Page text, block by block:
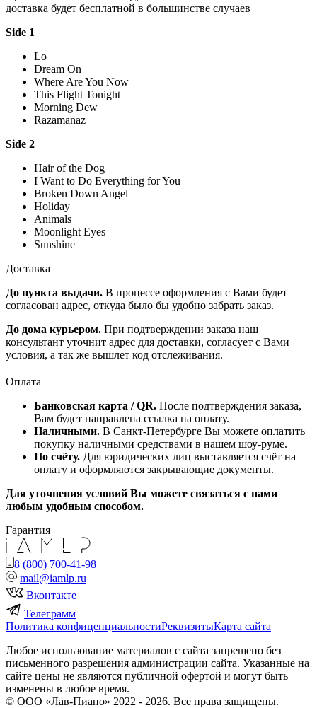
доставка будет бесплатной в большинстве случаев
Side 1
Lo
Dream On
Where Are You Now
This Flight Tonight
Morning Dew
Razamanaz
Side 2
Hair of the Dog
I Want to Do Everything for You
Broken Down Angel
Holiday
Animals
Moonlight Eyes
Sunshine
Доставка
До пункта выдачи. В процессе оформления с Вами будет
согласован адрес, откуда было бы удобно забрать заказ.
До дома курьером. При подтверждении заказа наш
консультант уточнит адрес для доставки, согласует с Вами
условия, а так же вышлет код отслеживания.
Оплата
Банковская карта / QR. После подтверждения заказа,
Вам будет направлена ссылка на оплату.
Наличными. В Санкт-Петербурге Вы можете оплатить
покупку наличными средствами в нашем шоу-руме.
По счёту. Для юридических лиц выставляется счёт на
оплату и оформляются закрывающие документы.
Для уточнения условий Вы можете связаться с нами
любым удобным способом.
Гарантия
8 (800) 700-41-98
mail@iamlp.ru
Вконтакте
Телеграмм
Политика конфиценциальностиРеквизитыКарта сайта
Любое использование материалов с сайта запрещено без
письменного разрешения администрации сайта. Указанные на
сайте цены не являются публичной офертой и могут быть
изменены в любое время.
© ООО «Лав-Пиано» 2022 - 2026. Все права защищены.